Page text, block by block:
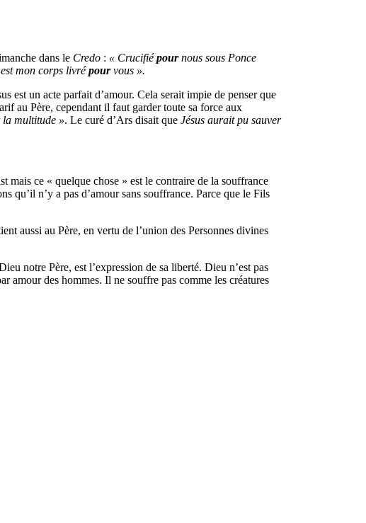
dans le Credo : « Crucifiépournous sous Ponce
mon corps livrépourvous ».
est un acte parfait d’amour. Cela serait impie de penser que
au Père, cependant il faut garder toute sa force aux
multitude ». Le curé d’Ars disait queJésus aurait pu sauver
ce « quelque chose » est le contraire de la souffrance
qu’il n’y a pas d’amour sans souffrance. Parce que le Fils
aussi au Père, en vertu de l’union des Personnes divines
notre Père, est l’expression de sa liberté. Dieu n’est pas
amour des hommes. Il ne souffre pas comme les créatures